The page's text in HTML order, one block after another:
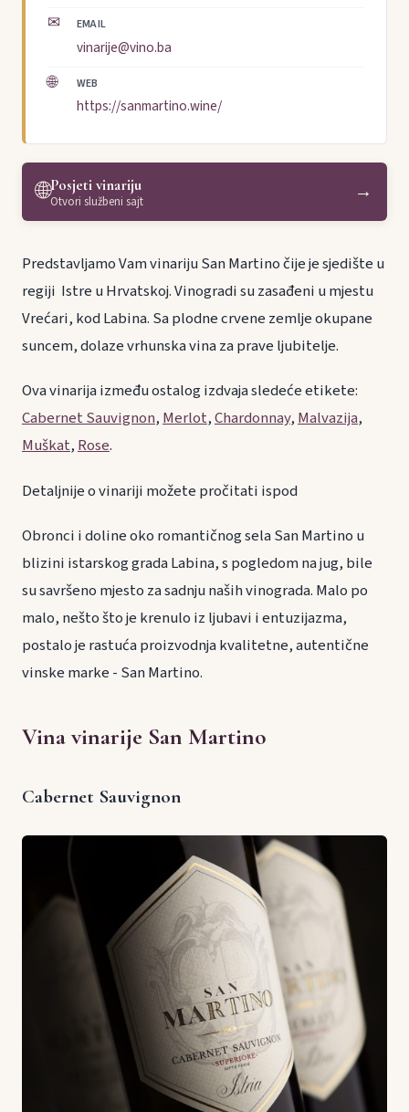
✉ EMAIL
vinarije@vino.ba
🌐 WEB
https://sanmartino.wine/
🌐Posjeti vinariju
Otvori službeni sajt →
Predstavljamo Vam vinariju San Martino čije je sjedište u
regiji Istre u Hrvatskoj. Vinogradi su zasađeni u mjestu
Vrećari, kod Labina. Sa plodne crvene zemlje okupane
suncem, dolaze vrhunska vina za prave ljubitelje.
Ova vinarija između ostalog izdvaja sledeće etikete:
Cabernet Sauvignon,Merlot,Chardonnay,Malvazija,
Muškat,Rose.
Detaljnije o vinariji možete pročitati ispod
Obronci i doline oko romantičnog sela San Martino u
blizini istarskog grada Labina, s pogledom na jug, bile
su savršeno mjesto za sadnju naših vinograda. Malo po
malo, nešto što je krenulo iz ljubavi i entuzijazma,
postalo je rastuća proizvodnja kvalitetne, autentične
vinske marke - San Martino.
Vina vinarije San Martino
Cabernet Sauvignon